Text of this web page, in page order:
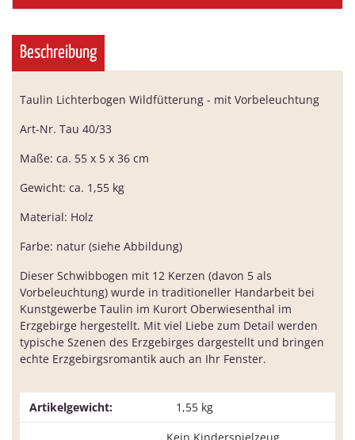
Beschreibung
Taulin Lichterbogen Wildfütterung - mit Vorbeleuchtung
Art-Nr. Tau 40/33
Maße: ca. 55 x 5 x 36 cm
Gewicht: ca. 1,55 kg
Material: Holz
Farbe: natur (siehe Abbildung)
Dieser Schwibbogen mit 12 Kerzen (davon 5 als
Vorbeleuchtung) wurde in traditioneller Handarbeit bei
Kunstgewerbe Taulin im Kurort Oberwiesenthal im
Erzgebirge hergestellt. Mit viel Liebe zum Detail werden
typische Szenen des Erzgebirges dargestellt und bringen
echte Erzgebirgsromantik auch an Ihr Fenster.
Artikelgewicht: 1,55 kg